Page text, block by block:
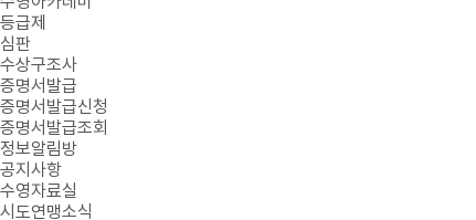
등급제
심판
수상구조사
증명서발급
증명서발급신청
증명서발급조회
정보알림방
공지사항
수영자료실
시도연맹소식